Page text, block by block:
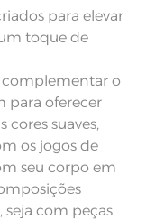
Porta-travesseiros
delicado de
e sabão;
etiqueta.
para elevar
toque de
complementar o
para oferecer
cores suaves,
os jogos de
seu corpo em
seja com peças